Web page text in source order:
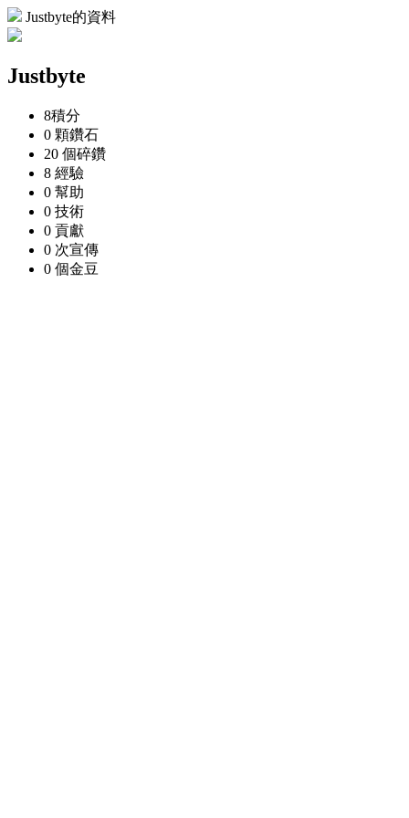
Justbyte的資料
Justbyte
8積分
0 顆鑽石
20 個碎鑽
8 經驗
0 幫助
0 技術
0 貢獻
0 次宣傳
0 個金豆